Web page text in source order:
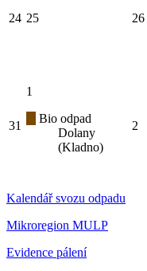
24 25 26
31
1
Bio odpad
Dolany
(Kladno)
2
Kalendář svozu odpadu
Mikroregion MULP
Evidence pálení